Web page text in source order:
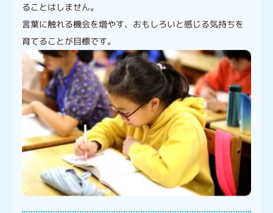
ることはしません。
言葉に触れる機会を増やす、おもしろいと感じる気持ちを
育てることが目標です。